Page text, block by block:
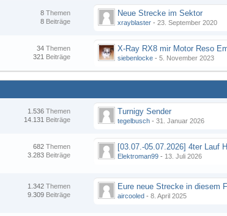
Themen
8
Beiträge
8
Neue Strecke im Sektor
xrayblaster - 23. September 2020
Themen
34
Beiträge
321 siebenlocke - 5. November 2023
Themen
1.536
Beiträge
14.131
Turnigy Sender
tegelbusch - 31. Januar 2026
Themen
682
Beiträge
3.283 Elektroman99 - 13. Juli 2026
Themen
1.342
Beiträge
9.309 aircooled - 8. April 2025